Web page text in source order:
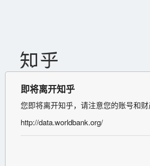
即将离开知乎
您即将离开知乎，请注意您的账号和财
http://data.worldbank.org/